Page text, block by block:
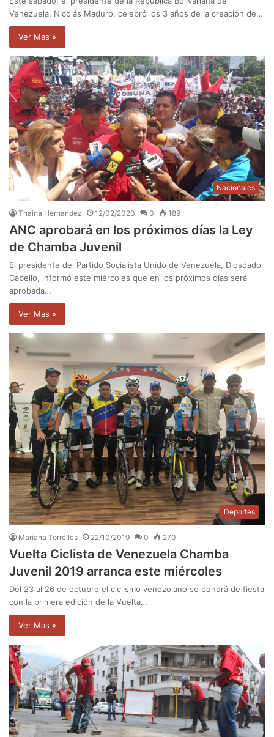
Venezuela, Nicolás Maduro, celebró los 3 años de la creación de…
Ver Mas »
Nacionales
Thaina Hernandez 12/02/2020 0 189
ANC aprobará en los próximos días la Ley
de Chamba Juvenil
El presidente del Partido Socialista Unido de Venezuela, Diosdado
Cabello, informó este miércoles que en los próximos días será
aprobada…
Ver Mas »
Deportes
Mariana Torrelles 22/10/2019 0 270
Vuelta Ciclista de Venezuela Chamba
Juvenil 2019 arranca este miércoles
Del 23 al 26 de octubre el ciclismo venezolano se pondrá de fiesta
con la primera edición de la Vuelta…
Ver Mas »